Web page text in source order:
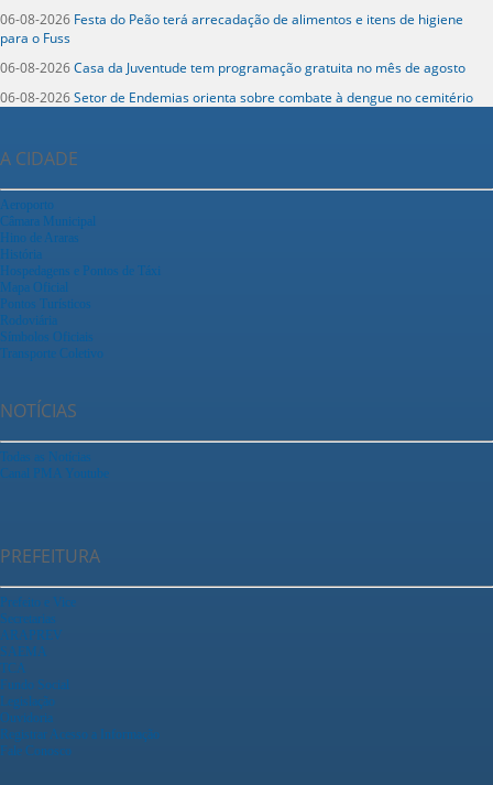
06-08-2026 Festa do Peão terá arrecadação de alimentos e itens de higiene
para o Fuss
06-08-2026Casa da Juventude tem programação gratuita no mês de agosto
06-08-2026Setor de Endemias orienta sobre combate à dengue no cemitério
A CIDADE
Aeroporto
Câmara Municipal
Hino de Araras
História
Hospedagens e Pontos de Táxi
Mapa Oficial
Pontos Turísticos
Rodoviária
Símbolos Oficiais
Transporte Coletivo
NOTÍCIAS
Todas as Notícias
Canal PMA Youtube
PREFEITURA
Prefeito e Vice
Secretarias
ARAPREV
SAEMA
TCA
Fundo Social
Legislação
Ouvidoria
Registrar Acesso a Informação
Fale Conosco